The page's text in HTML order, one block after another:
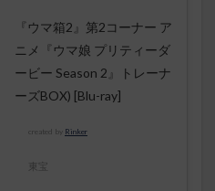
『ウマ箱2』第2コーナー ア
ニメ『ウマ娘 プリティーダ
ービー Season 2』トレーナ
ーズBOX) [Blu-ray]
created by Rinker
東宝